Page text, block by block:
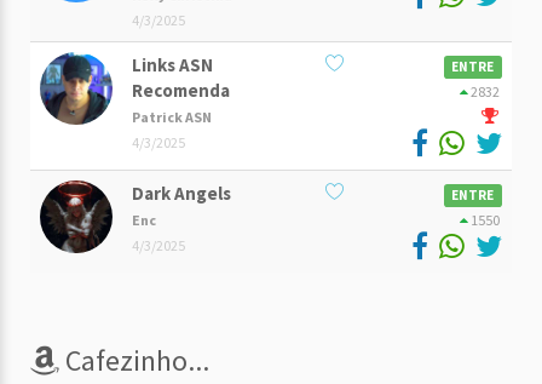
4/3/2025
Links ASN
Recomenda
Patrick ASN
4/3/2025
ENTRE
2832
Dark Angels
Enc
4/3/2025
ENTRE
1550
Cafezinho...